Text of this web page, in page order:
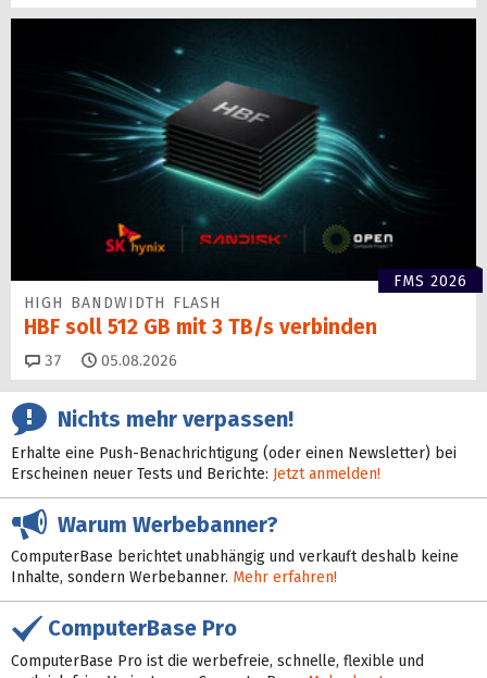
FMS 2026
HIGH BANDWIDTH FLASH
HBF soll 512 GB mit 3 TB/s verbinden
37 Kommentare
05.08.2026
Nichts mehr verpassen!
Erhalte eine Push-Benachrichtigung (oder einen Newsletter) bei
Erscheinen neuer Tests und Berichte: Jetzt anmelden!
Warum Werbebanner?
ComputerBase berichtet unabhängig und verkauft deshalb keine
Inhalte, sondern Werbebanner. Mehr erfahren!
ComputerBase Pro
ComputerBase Pro ist die werbefreie, schnelle, flexible und